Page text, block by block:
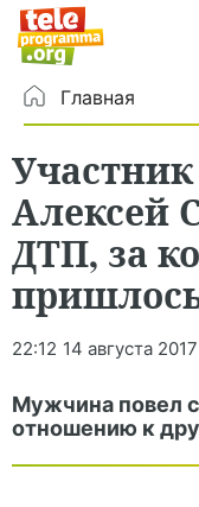
Главная
Алексей
ДТП, за
22:12 14 августа 2017
Мужчина повел
отношению к